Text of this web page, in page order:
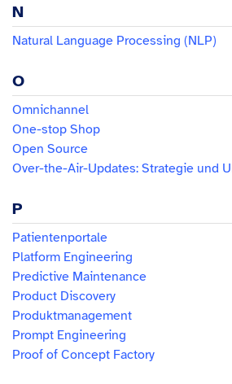
N
Natural Language Processing (NLP)
O
Omnichannel
One-stop Shop
Open Source
Over-the-Air-Updates: Strategie und
P
Patientenportale
Platform Engineering
Predictive Maintenance
Product Discovery
Produktmanagement
Prompt Engineering
Proof of Concept Factory